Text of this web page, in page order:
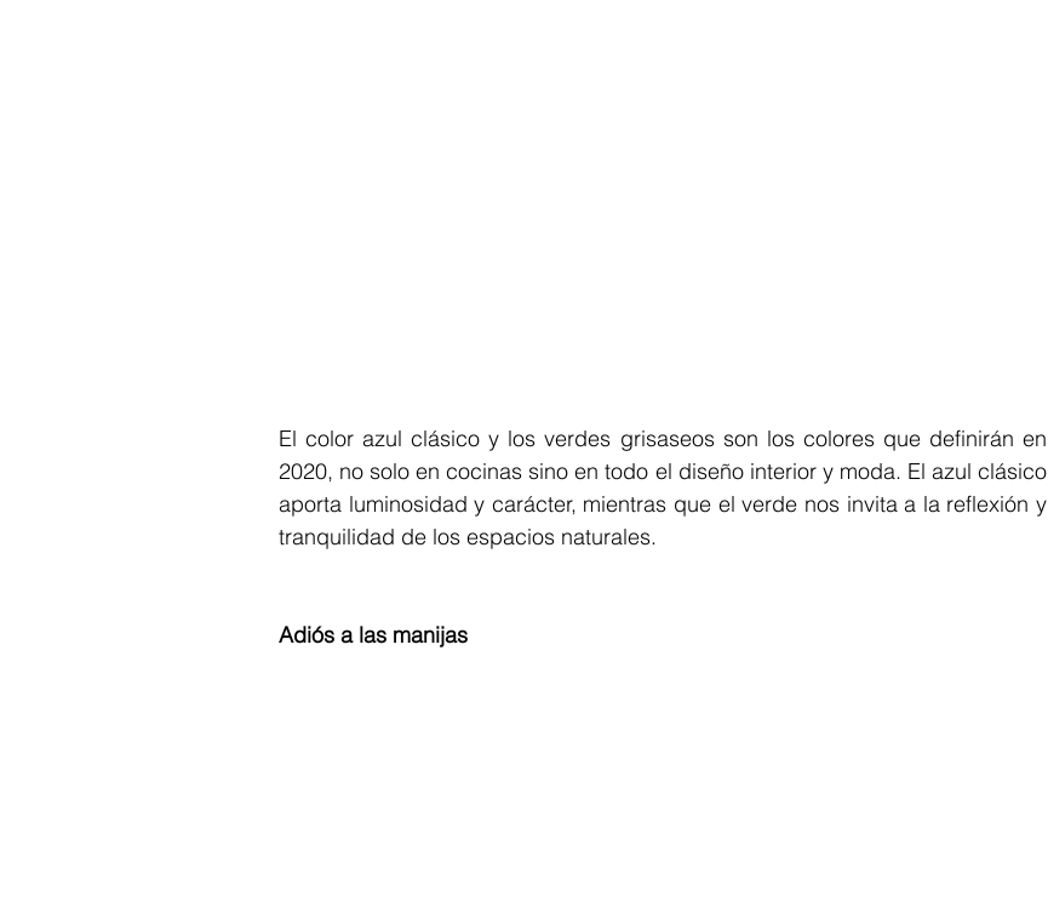
El color azul clásico y los verdes grisaseos son los colores que definirán en
2020, no solo en cocinas sino en todo el diseño interior y moda. El azul clásico
aporta luminosidad y carácter, mientras que el verde nos invita a la reflexión y
tranquilidad de los espacios naturales.
Adiós a las manijas